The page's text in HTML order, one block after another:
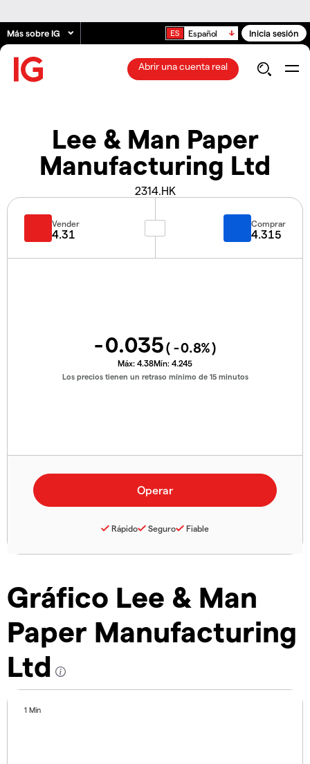
Más sobre IG Español Inicia sesión
Abrir una cuenta real
Lee & Man Paper
Manufacturing Ltd
2314.HK
Gráfico Lee & Man
Paper Manufacturing
Ltd
1 Min
Vender
4.31
Comprar
4.315
-0.035( -0.8%)
Máx: 4.38Mín: 4.245
Los precios tienen un retraso mínimo de 15 minutos
Rápido Seguro Fiable